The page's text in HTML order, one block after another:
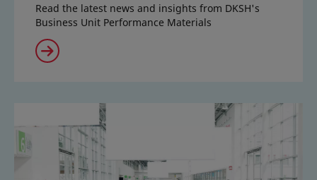
Read the latest news and insights from DKSH's
Business Unit Performance Materials